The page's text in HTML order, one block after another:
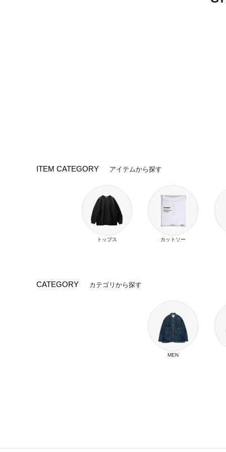
ITEM CATEGORY アイテムから探す
トップス カットソー
CATEGORY カテゴリから探す
MEN